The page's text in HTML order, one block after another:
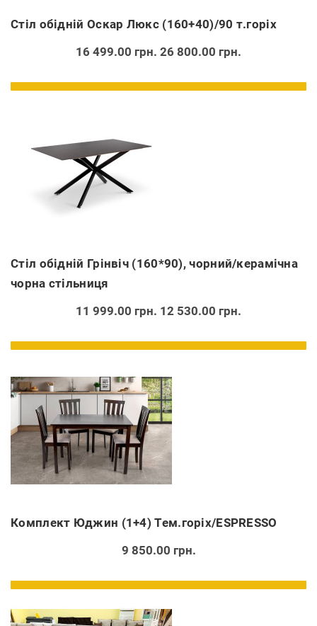
Стіл обідній Оскар Люкс (160+40)/90 т.горіх
16 499.00 грн. 26 800.00 грн.
Стіл обідній Грінвіч (160*90), чорний/керамічна
чорна стільниця
11 999.00 грн. 12 530.00 грн.
Комплект Юджин (1+4) Тем.горіх/ESPRESSO
9 850.00 грн.